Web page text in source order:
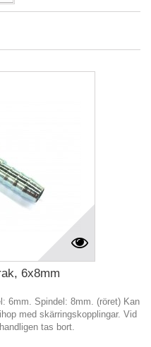
6x8mm
6mm. Spindel: 8mm. (röret) Kan
med skärringskopplingar. Vid
tas bort.